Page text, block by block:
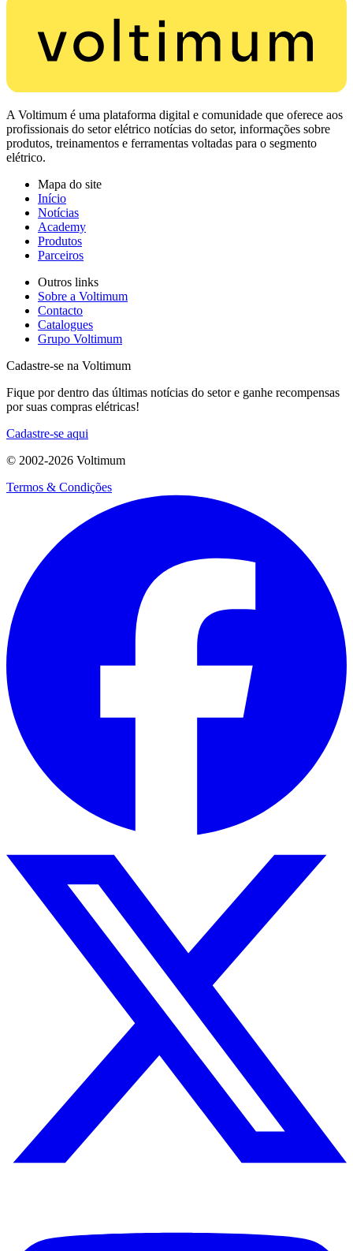
A Voltimum é uma plataforma digital e comunidade que oferece aos
profissionais do setor elétrico notícias do setor, informações sobre
produtos, treinamentos e ferramentas voltadas para o segmento
elétrico.
Mapa do site
Início
Notícias
Academy
Produtos
Parceiros
Outros links
Sobre a Voltimum
Contacto
Catalogues
Grupo Voltimum
Cadastre-se na Voltimum
Fique por dentro das últimas notícias do setor e ganhe recompensas
por suas compras elétricas!
Cadastre-se aqui
© 2002-2026 Voltimum
Termos & Condições